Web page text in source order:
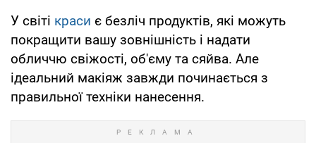
У світі краси є безліч продуктів, які можуть
покращити вашу зовнішність і надати
обличчю свіжості, об'єму та сяйва. Але
ідеальний макіяж завжди починається з
правильної техніки нанесення.